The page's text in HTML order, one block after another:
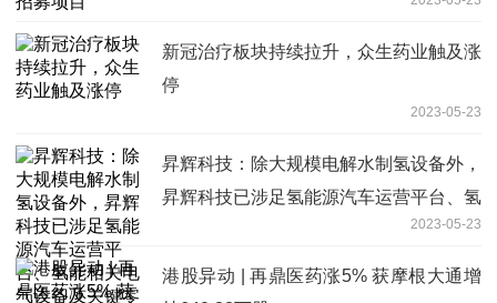
新冠治疗板块持续拉升，众生药业触及涨
停
2023-05-23
昇辉科技：除大规模电解水制氢设备外，
昇辉科技已涉足氢能源汽车运营平台、氢
能相关电气设备及关键零部件的自主运营
2023-05-23
港股异动 | 再鼎医药涨5% 获摩根大通增